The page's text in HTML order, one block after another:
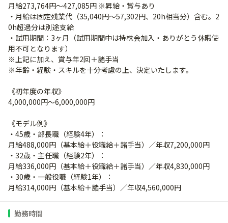
月給273,764円～427,085円 ※昇給・賞与あり
・月給は固定残業代（35,040円～57,302円、20h相当分）含む。2
0h超過分は別途支給
・試用期間：3ヶ月（試用期間中は持株会加入・ありがとう休暇使
用不可となります）
※上記に加え、賞与年2回＋諸手当
※年齢・経験・スキルを十分考慮の上、決定いたします。
《初年度の年収》
4,000,000円～6,000,000円
《モデル例》
・45歳・部長職（経験4年）：
月給488,000円（基本給＋役職給＋諸手当）／年収7,200,000円
・32歳・主任職（経験2年）：
月給336,000円（基本給＋役職給＋諸手当）／年収4,830,000円
・30歳・一般役職（経験1年）：
月給314,000円（基本給＋諸手当）／年収4,560,000円
勤務時間